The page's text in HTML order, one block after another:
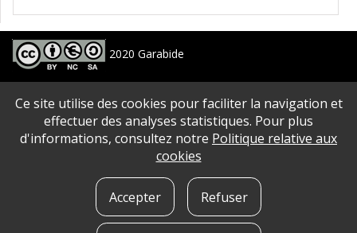
2020 Garabide
688 63 24 33 / 943 250 397
garabide[arroba]garabide[puntu]eus
PLAN DU SITE | ACCESSIBILITé | AVERTISSEMENT | POLITIQUE DE CONFIDENTIALITé |
Ce site utilise des cookies pour faciliter la navigation et
effectuer des analyses statistiques. Pour plus
d'informations, consultez notre Politique relative aux
cookies
Accepter Refuser